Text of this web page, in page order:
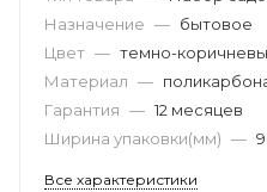
Назначение — бытовое
Цвет — темно-
Материал —
Гарантия — 12 месяцев
Ширина упаковки(мм) —
Все характеристики